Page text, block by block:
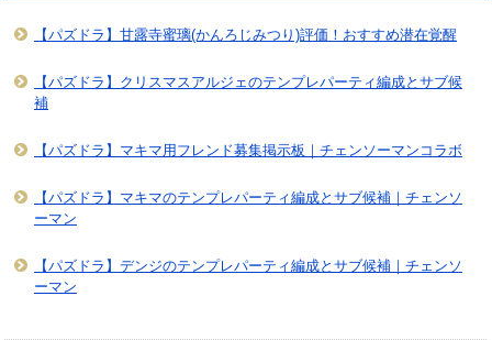
【パズドラ】甘露寺蜜璃(かんろじみつり)評価！おすすめ潜在覚醒
【パズドラ】クリスマスアルジェのテンプレパーティ編成とサブ候
補
【パズドラ】マキマ用フレンド募集掲示板｜チェンソーマンコラボ
【パズドラ】マキマのテンプレパーティ編成とサブ候補｜チェンソ
ーマン
【パズドラ】デンジのテンプレパーティ編成とサブ候補｜チェンソ
ーマン